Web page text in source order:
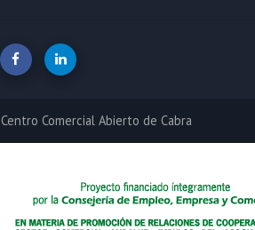
Comercial Abierto de Cabra